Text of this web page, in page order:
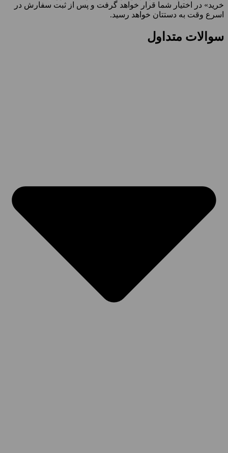
خرید» در اختیار شما قرار خواهد گرفت و پس از ثبت سفارش در
اسرع وقت به دستتان خواهد رسید.
سوالات متداول